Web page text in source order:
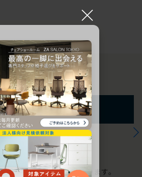
お問い合わせ
からのお問い合わせ
せは24時間対応しております。
×